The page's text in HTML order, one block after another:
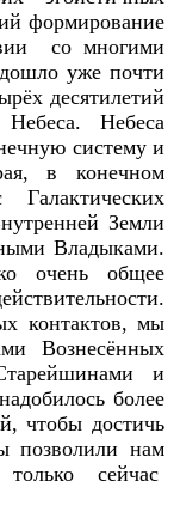
формирование
со многими
уже почти
десятилетий
Небеса
систему и
в конечном
Галактических
Земли
Владыками.
очень общее
контактов, мы
Вознесённых
и
более
чтобы достичь
позволили нам
сейчас